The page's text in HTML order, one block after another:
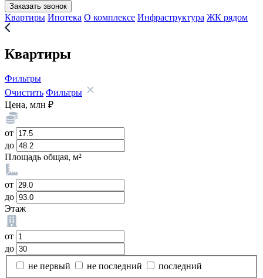
Заказать звонок
Квартиры Ипотека О комплексе Инфраструктура ЖК рядом
Квартиры
Фильтры
Очистить Фильтры
Цена, млн ₽
от
до
Площадь общая, м²
от
до
Этаж
от
до
не первый
не последний
последний